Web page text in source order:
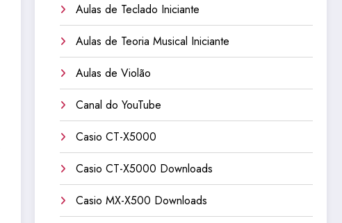
Aulas de Teclado Iniciante
Aulas de Teoria Musical Iniciante
Aulas de Violão
Canal do YouTube
Casio CT-X5000
Casio CT-X5000 Downloads
Casio MX-X500 Downloads